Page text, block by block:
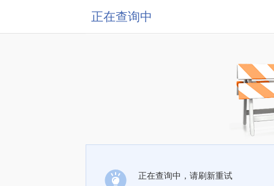
正在查询中
正在查询中，请刷新重试